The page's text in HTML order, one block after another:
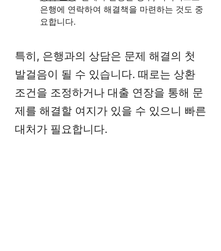
은행에 연락하여 해결책을 마련하는 것도 중
요합니다.
특히, 은행과의 상담은 문제 해결의 첫
발걸음이 될 수 있습니다. 때로는 상환
조건을 조정하거나 대출 연장을 통해 문
제를 해결할 여지가 있을 수 있으니 빠른
대처가 필요합니다.